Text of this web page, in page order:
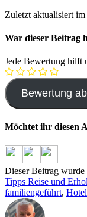
Zuletzt aktualisiert
War dieser Beitrag
Jede Bewertung hilft
Möchtet ihr diesen
Dieser Beitrag wurde
Tipps Reise und
familiengeführt,